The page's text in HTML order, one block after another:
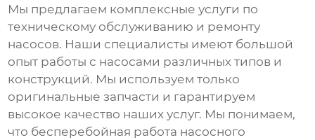
Мы предлагаем комплексные услуги по
техническому обслуживанию и ремонту
насосов. Наши специалисты имеют большой
опыт работы с насосами различных типов и
конструкций. Мы используем только
оригинальные запчасти и гарантируем
высокое качество наших услуг. Мы понимаем,
что бесперебойная работа насосного